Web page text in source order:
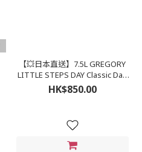
【💥日本直送】7.5L GREGORY
LITTLE STEPS DAY Classic Day
兒童 背囊 背包 雙肩包 袋
HK$850.00